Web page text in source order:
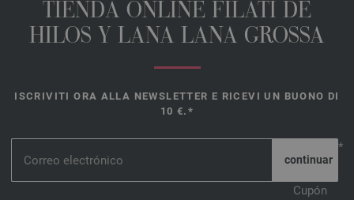
TIENDA ONLINE FILATI DE
HILOS Y LANA LANA GROSSA
ISCRIVITI ORA ALLA NEWSLETTER E RICEVI UN BUONO DI
10 €.*
*
Cupón